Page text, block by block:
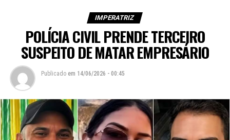
IMPERATRIZ
POLÍCIA CIVIL PRENDE TERCEIRO
SUSPEITO DE MATAR EMPRESÁRIO
Publicado em 14/06/2026 - 00:45